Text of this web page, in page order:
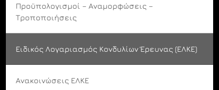
Προϋπολογισμοί – Αναμορφώσεις –
Τροποποιήσεις
Ειδικός Λογαριασμός Κονδυλίων Έρευνας (ΕΛΚΕ)
Ανακοινώσεις ΕΛΚΕ